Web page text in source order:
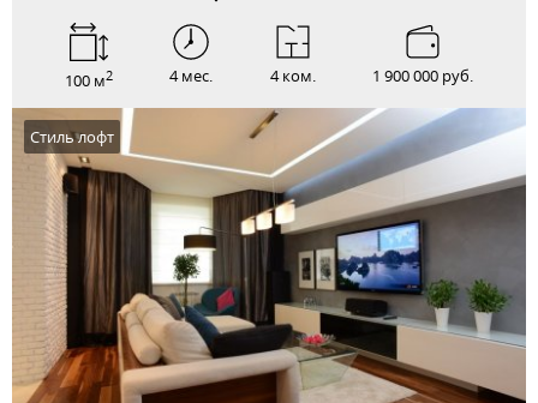
100 м2 4 мес. 4 ком. 1 900 000 руб.
Стиль лофт